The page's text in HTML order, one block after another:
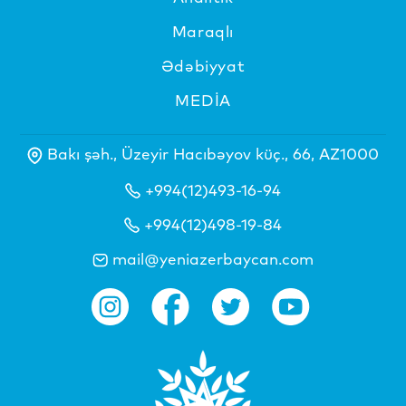
Maraqlı
Ədəbiyyat
MEDİA
Bakı şəh., Üzeyir Hacıbəyov küç., 66, AZ1000
+994(12)493-16-94
+994(12)498-19-84
mail@yeniazerbaycan.com